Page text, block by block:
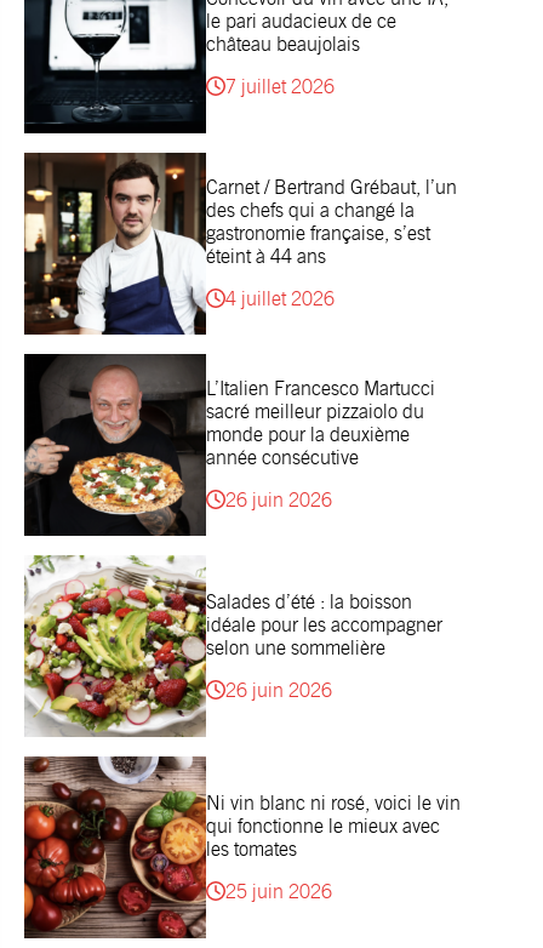
le pari audacieux de ce
château beaujolais
7 juillet 2026
Carnet / Bertrand Grébaut, l’un
des chefs qui a changé la
gastronomie française, s’est
éteint à 44 ans
4 juillet 2026
L’Italien Francesco Martucci
sacré meilleur pizzaiolo du
monde pour la deuxième
année consécutive
26 juin 2026
Salades d’été : la boisson
idéale pour les accompagner
selon une sommelière
26 juin 2026
Ni vin blanc ni rosé, voici le vin
qui fonctionne le mieux avec
les tomates
25 juin 2026